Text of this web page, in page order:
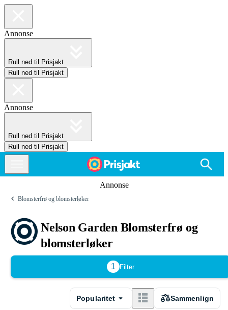
Annonse
Rull ned til Prisjakt
Rull ned til Prisjakt
Annonse
Rull ned til Prisjakt
Rull ned til Prisjakt
Annonse
Blomsterfrø og blomsterløker
Nelson Garden Blomsterfrø og
blomsterløker
1 Filter
Popularitet Sammenlign